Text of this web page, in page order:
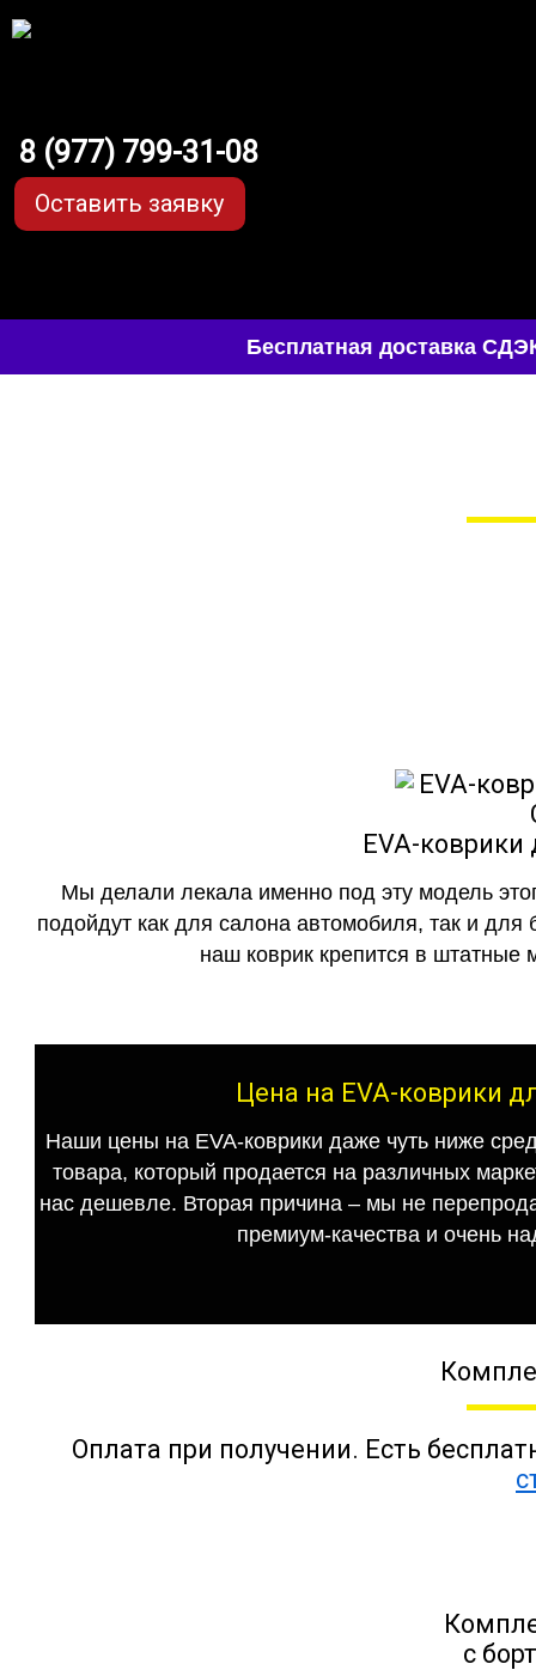
8 (977) 799-31-08
Оставить заявку
Бесплатная доставка
EVA-коврики
Мы делали лекала именно под эту модель
подойдут как для салона автомобиля, так и для
наш коврик крепится в штатные
Цена на EVA-коврики
Наши цены на EVA-коврики даже чуть ниже
товара, который продается на различных
нас дешевле. Вторая причина – мы не
премиум-качества и очень
Оплата при получении. Есть
с